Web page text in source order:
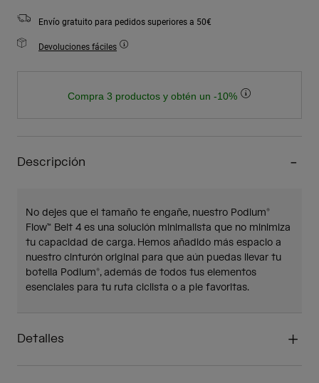
Envío gratuito para pedidos superiores a 50€
Devoluciones fáciles
Compra 3 productos y obtén un -10%
Descripción
No dejes que el tamaño te engañe, nuestro Podium®
Flow™ Belt 4 es una solución minimalista que no minimiza
tu capacidad de carga. Hemos añadido más espacio a
nuestro cinturón original para que aún puedas llevar tu
botella Podium®, además de todos tus elementos
esenciales para tu ruta ciclista o a pie favoritas.
Detalles